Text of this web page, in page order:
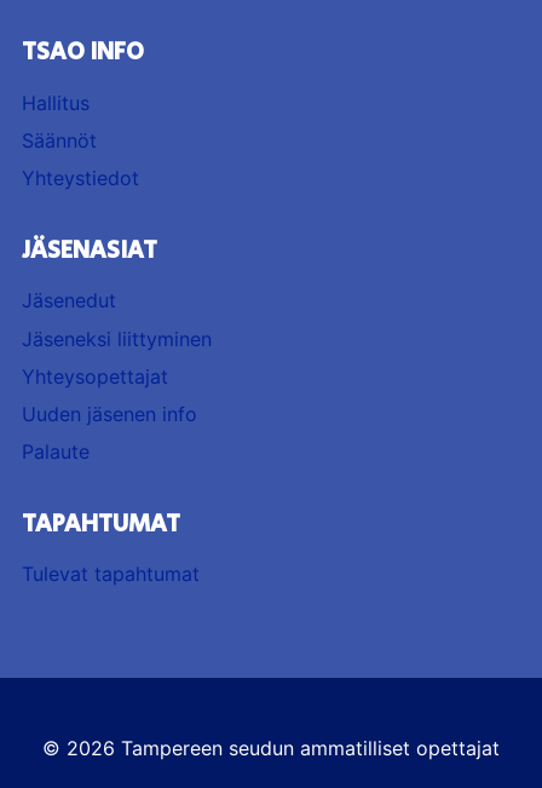
TSAO INFO
Hallitus
Säännöt
Yhteystiedot
JÄSENASIAT
Jäsenedut
Jäseneksi liittyminen
Yhteysopettajat
Uuden jäsenen info
Palaute
TAPAHTUMAT
Tulevat tapahtumat
© 2026 Tampereen seudun ammatilliset opettajat